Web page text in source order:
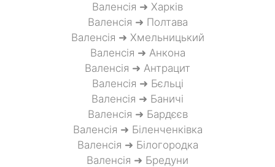
Валенсія ➜ Харків
Валенсія ➜ Полтава
Валенсія ➜ Хмельницький
Валенсія ➜ Анкона
Валенсія ➜ Антрацит
Валенсія ➜ Бєльці
Валенсія ➜ Баничі
Валенсія ➜ Бардєєв
Валенсія ➜ Біленченківка
Валенсія ➜ Білогородка
Валенсія ➜ Бредуни